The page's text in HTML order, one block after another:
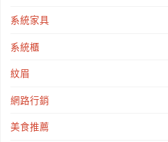
系統家具
系統櫃
紋眉
網路行銷
美食推薦